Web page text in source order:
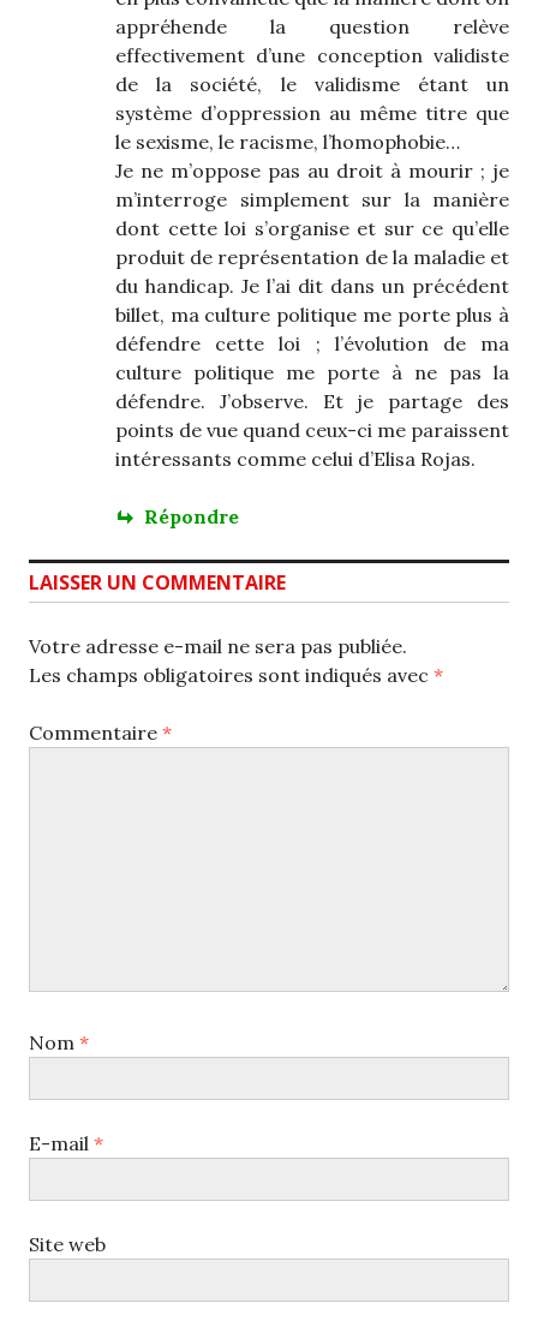
appréhende la question relève
effectivement d’une conception validiste
de la société, le validisme étant un
système d’oppression au même titre que
le sexisme, le racisme, l’homophobie…
Je ne m’oppose pas au droit à mourir ; je
m’interroge simplement sur la manière
dont cette loi s’organise et sur ce qu’elle
produit de représentation de la maladie et
du handicap. Je l’ai dit dans un précédent
billet, ma culture politique me porte plus à
défendre cette loi ; l’évolution de ma
culture politique me porte à ne pas la
défendre. J’observe. Et je partage des
points de vue quand ceux-ci me paraissent
intéressants comme celui d’Elisa Rojas.
Répondre
LAISSER UN COMMENTAIRE
Votre adresse e-mail ne sera pas publiée.
Les champs obligatoires sont indiqués avec *
Commentaire *
Nom *
E-mail *
Site web